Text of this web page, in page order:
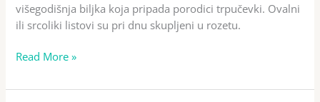
višegodišnja biljka koja pripada porodici trpučevki. Ovalni
ili srcoliki listovi su pri dnu skupljeni u rozetu.
Read More »